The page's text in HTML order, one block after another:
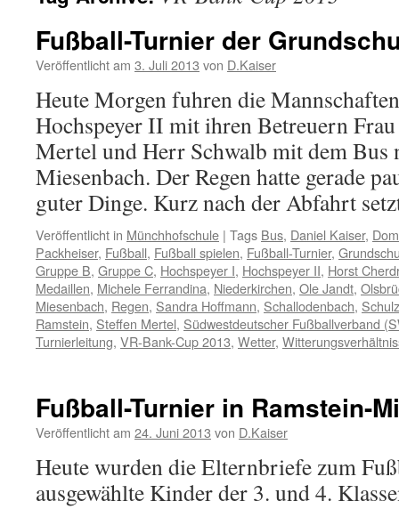
Fußball-Turnier der
Veröffentlicht am 3. Juli 2013 von D.Kaiser
Heute Morgen fuhren die
Hochspeyer II mit ihren Betreuern
Mertel und Herr Schwalb mit dem Bus
Miesenbach. Der Regen hatte gerade
guter Dinge. Kurz nach der Abfahrt
Veröffentlicht in Münchhofschule | Tags Bus, Daniel Kaiser,
Packheiser, Fußball, Fußball spielen, Fußball-Turnier,
Gruppe B, Gruppe C, Hochspeyer I, Hochspeyer II, Horst
Medaillen, Michele Ferrandina, Niederkirchen, Ole Jandt,
Miesenbach, Regen, Sandra Hoffmann, Schallodenbach,
Ramstein, Steffen Mertel, Südwestdeutscher Fußballverband
Turnierleitung, VR-Bank-Cup 2013, Wetter,
Fußball-Turnier in Ramstein-
Veröffentlicht am 24. Juni 2013 von D.Kaiser
Heute wurden die Elternbriefe zum
ausgewählte Kinder der 3. und 4.